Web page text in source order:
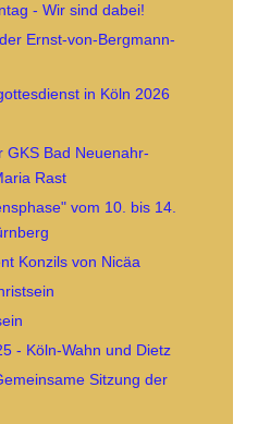
- Wir sind dabei!
Ernst-von-Bergmann-
in Köln 2026
GKS Bad Neuenahr-
Rast
vom 10. bis 14.
Konzils von Nicäa
- Köln-Wahn und Dietz
Sitzung der